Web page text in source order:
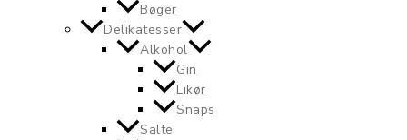
Bøger
Delikatesser
Alkohol
Gin
Likør
Snaps
Salte